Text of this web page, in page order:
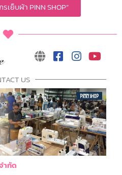
เย็บผ้า PINN SHOP”
US
ำกัด